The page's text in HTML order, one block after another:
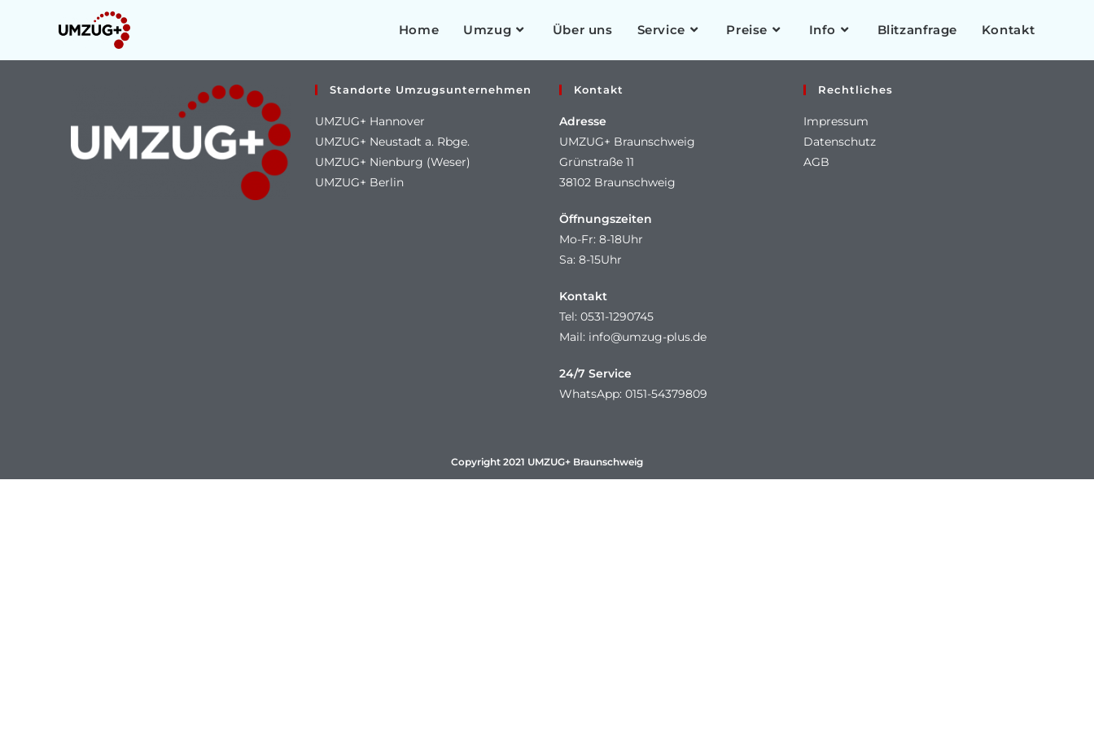
Home Umzug Über uns Service Preise Info Blitzanfrage Kontakt
Standorte Umzugsunternehmen
UMZUG+ Hannover
UMZUG+ Neustadt a. Rbge.
UMZUG+ Nienburg (Weser)
UMZUG+ Berlin
Kontakt
Adresse
UMZUG+ Braunschweig
Grünstraße 11
38102 Braunschweig
Öffnungszeiten
Mo-Fr: 8-18Uhr
Sa: 8-15Uhr
Kontakt
Tel: 0531-1290745
Mail: info@umzug-plus.de
24/7 Service
WhatsApp: 0151-54379809
Rechtliches
Impressum
Datenschutz
AGB
Copyright 2021 UMZUG+ Braunschweig